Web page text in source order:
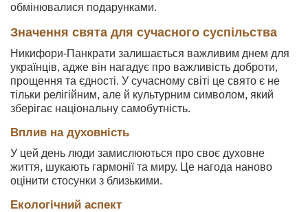
обмінювалися подарунками.
Значення свята для сучасного суспільства
Никифори-Панкрати залишається важливим днем для
українців, адже він нагадує про важливість доброти,
прощення та єдності. У сучасному світі це свято є не
тільки релігійним, але й культурним символом, який
зберігає національну самобутність.
Вплив на духовність
У цей день люди замислюються про своє духовне
життя, шукають гармонії та миру. Це нагода наново
оцінити стосунки з близькими.
Екологічний аспект